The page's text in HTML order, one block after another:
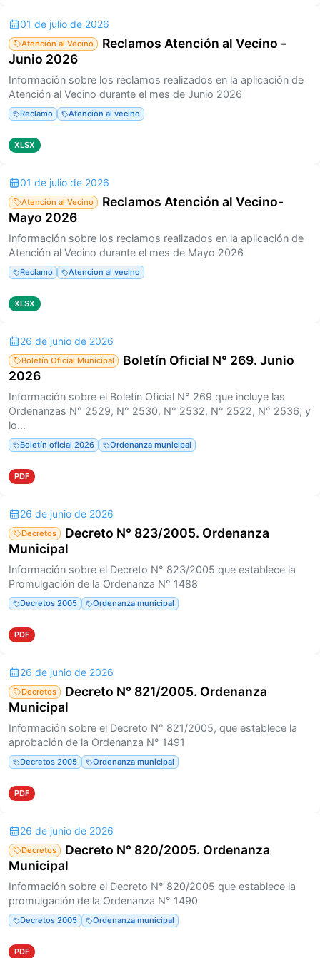
01 de julio de 2026
Atención al Vecino
Reclamos Atención al Vecino -
Junio 2026
Información sobre los reclamos realizados en la aplicación de
Atención al Vecino durante el mes de Junio 2026
Reclamo Atencion al vecino
XLSX
01 de julio de 2026
Atención al Vecino
Reclamos Atención al Vecino-
Mayo 2026
Información sobre los reclamos realizados en la aplicación de
Atención al Vecino durante el mes de Mayo 2026
Reclamo Atencion al vecino
XLSX
26 de junio de 2026
Boletín Oficial Municipal
Boletín Oficial N° 269. Junio
2026
Información sobre el Boletín Oficial N° 269 que incluye las
Ordenanzas N° 2529, N° 2530, N° 2532, N° 2522, N° 2536, y
lo...
Boletín oficial 2026 Ordenanza municipal
PDF
26 de junio de 2026
Decretos
Decreto N° 823/2005. Ordenanza
Municipal
Información sobre el Decreto N° 823/2005 que establece la
Promulgación de la Ordenanza N° 1488
Decretos 2005 Ordenanza municipal
PDF
26 de junio de 2026
Decretos
Decreto N° 821/2005. Ordenanza
Municipal
Información sobre el Decreto N° 821/2005, que establece la
aprobación de la Ordenanza N° 1491
Decretos 2005 Ordenanza municipal
PDF
26 de junio de 2026
Decretos
Decreto N° 820/2005. Ordenanza
Municipal
Información sobre el Decreto N° 820/2005 que establece la
promulgación de la Ordenanza N° 1490
Decretos 2005 Ordenanza municipal
PDF